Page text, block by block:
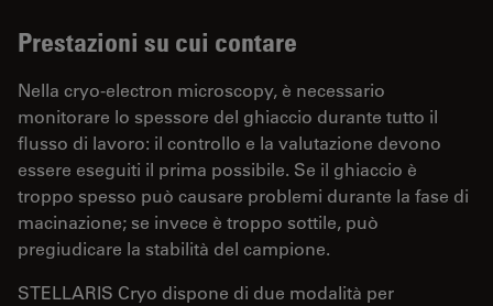
Prestazioni su cui contare
Nella cryo-electron microscopy, è necessario
monitorare lo spessore del ghiaccio durante tutto il
flusso di lavoro: il controllo e la valutazione devono
essere eseguiti il prima possibile. Se il ghiaccio è
troppo spesso può causare problemi durante la fase di
macinazione; se invece è troppo sottile, può
pregiudicare la stabilità del campione.
STELLARIS Cryo dispone di due modalità per